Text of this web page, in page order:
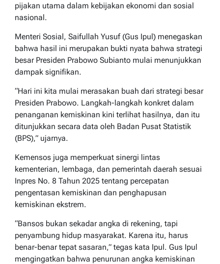
pijakan utama dalam kebijakan ekonomi dan sosial
nasional.
Menteri Sosial, Saifullah Yusuf (Gus Ipul) menegaskan
bahwa hasil ini merupakan bukti nyata bahwa strategi
besar Presiden Prabowo Subianto mulai menunjukkan
dampak signifikan.
“Hari ini kita mulai merasakan buah dari strategi besar
Presiden Prabowo. Langkah-langkah konkret dalam
penanganan kemiskinan kini terlihat hasilnya, dan itu
ditunjukkan secara data oleh Badan Pusat Statistik
(BPS),” ujarnya.
Kemensos juga memperkuat sinergi lintas
kementerian, lembaga, dan pemerintah daerah sesuai
Inpres No. 8 Tahun 2025 tentang percepatan
pengentasan kemiskinan dan penghapusan
kemiskinan ekstrem.
“Bansos bukan sekadar angka di rekening, tapi
penyambung hidup masyarakat. Karena itu, harus
benar-benar tepat sasaran,” tegas kata Ipul. Gus Ipul
mengingatkan bahwa penurunan angka kemiskinan